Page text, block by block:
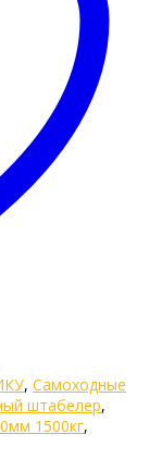
, Самоходные
штабелер,
1500кг,